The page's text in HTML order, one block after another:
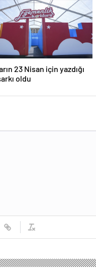
23 Nisan için yazdığı
oldu